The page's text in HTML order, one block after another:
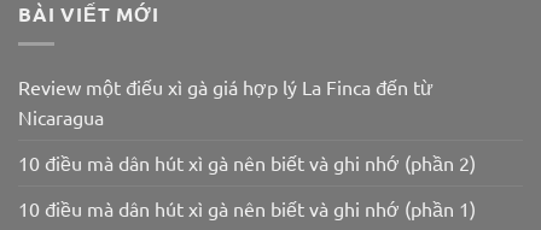
BÀI VIẾT MỚI
Review một điếu xì gà giá hợp lý La Finca đến từ
Nicaragua
10 điều mà dân hút xì gà nên biết và ghi nhớ (phần 2)
10 điều mà dân hút xì gà nên biết và ghi nhớ (phần 1)